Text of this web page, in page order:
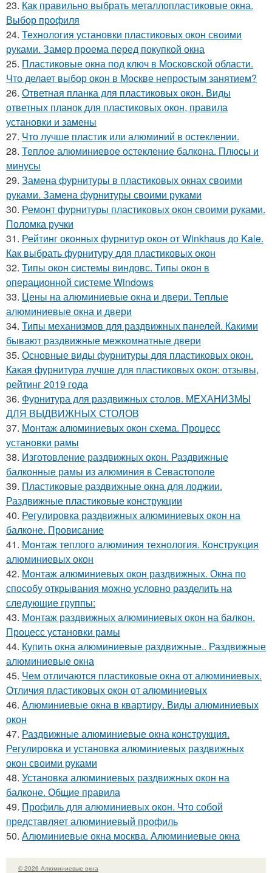
23. Как правильно выбрать металлопластиковые окна.
Выбор профиля
24. Технология установки пластиковых окон своими
руками. Замер проема перед покупкой окна
25. Пластиковые окна под ключ в Московской области.
Что делает выбор окон в Москве непростым занятием?
26. Ответная планка для пластиковых окон. Виды
ответных планок для пластиковых окон, правила
установки и замены
27. Что лучше пластик или алюминий в остеклении.
28. Теплое алюминиевое остекление балкона. Плюсы и
минусы
29. Замена фурнитуры в пластиковых окнах своими
руками. Замена фурнитуры своими руками
30. Ремонт фурнитуры пластиковых окон своими руками.
Поломка ручки
31. Рейтинг оконных фурнитур окон от Winkhaus до Kale.
Как выбрать фурнитуру для пластиковых окон
32. Типы окон системы виндовс. Типы окон в
операционной системе Windows
33. Цены на алюминиевые окна и двери. Теплые
алюминиевые окна и двери
34. Типы механизмов для раздвижных панелей. Какими
бывают раздвижные межкомнатные двери
35. Основные виды фурнитуры для пластиковых окон.
Какая фурнитура лучше для пластиковых окон: отзывы,
рейтинг 2019 года
36. Фурнитура для раздвижных столов. МЕХАНИЗМЫ
ДЛЯ ВЫДВИЖНЫХ СТОЛОВ
37. Монтаж алюминиевых окон схема. Процесс
установки рамы
38. Изготовление раздвижных окон. Раздвижные
балконные рамы из алюминия в Севастополе
39. Пластиковые раздвижные окна для лоджии.
Раздвижные пластиковые конструкции
40. Регулировка раздвижных алюминиевых окон на
балконе. Провисание
41. Монтаж теплого алюминия технология. Конструкция
алюминиевых окон
42. Монтаж алюминиевых окон раздвижных. Окна по
способу открывания можно условно разделить на
следующие группы:
43. Монтаж раздвижных алюминиевых окон на балкон.
Процесс установки рамы
44. Купить окна алюминиевые раздвижные.. Раздвижные
алюминиевые окна
45. Чем отличаются пластиковые окна от алюминиевых.
Отличия пластиковых окон от алюминиевых
46. Алюминиевые окна в квартиру. Виды алюминиевых
окон
47. Раздвижные алюминиевые окна конструкция.
Регулировка и установка алюминиевых раздвижных
окон своими руками
48. Установка алюминиевых раздвижных окон на
балконе. Общие правила
49. Профиль для алюминиевых окон. Что собой
представляет алюминиевый профиль
50. Алюминиевые окна москва. Алюминиевые окна
© 2026 Алюминиевые окна